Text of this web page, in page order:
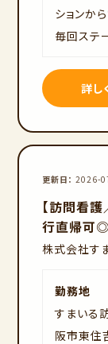
ションか
毎回ステ
詳し
更新日 2026-
【訪問看
行直帰可
株式会社す
勤務地
すまいる
阪市東